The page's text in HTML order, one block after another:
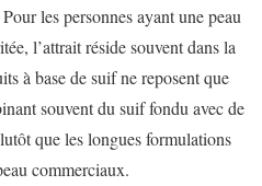
les personnes ayant une peau
l’attrait réside souvent dans la
à base de suif ne reposent que
souvent du suif fondu avec de
que les longues formulations
commerciaux.